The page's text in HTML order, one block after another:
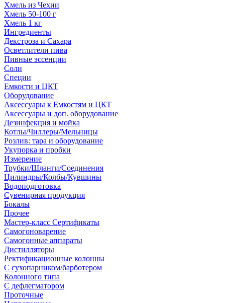
Хмель из Чехии
Хмель 50-100 г
Хмель 1 кг
Ингредиенты
Декстроза и Сахара
Осветлители пива
Пивные эссенции
Соли
Специи
Емкости и ЦКТ
Оборудование
Аксессуары к Емкостям и ЦКТ
Аксессуары и доп. оборудование
Дезинфекция и мойка
Котлы/Чиллеры/Мельницы
Розлив: тара и оборудование
Укупорка и пробки
Измерение
Трубки/Шланги/Соединения
Цилиндры/Колбы/Кувшины
Водоподготовка
Сувенирная продукция
Бокалы
Прочее
Мастер-класс Сертификаты
Самогоноварение
Самогонные аппараты
Дистилляторы
Ректификационные колонны
С сухопарником/барботером
Колонного типа
С дефлегматором
Проточные